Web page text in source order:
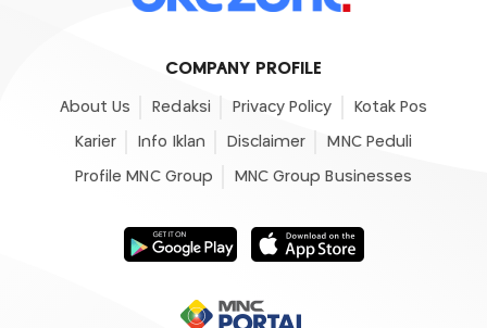
COMPANY PROFILE
About Us Redaksi Privacy Policy Kotak Pos
Karier Info Iklan Disclaimer MNC Peduli
Profile MNC Group MNC Group Businesses